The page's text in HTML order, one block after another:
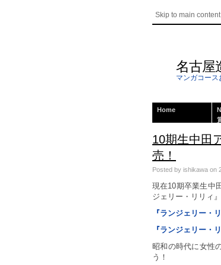
Skip to main content
名古屋
マンガコース
Home
10期生中田
売！
Posted by ishikawa on
現在10期卒業生中
ジェリー・リリィ
『ランジェリー・
『ランジェリー・
昭和の時代に女性
う！